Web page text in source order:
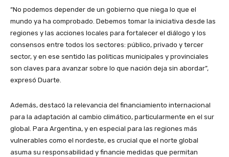
“No podemos depender de un gobierno que niega lo que el
mundo ya ha comprobado. Debemos tomar la iniciativa desde las
regiones y las acciones locales para fortalecer el diálogo y los
consensos entre todos los sectores: público, privado y tercer
sector, y en ese sentido las politicas municipales y provinciales
son claves para avanzar sobre lo que nación deja sin abordar”,
expresó Duarte.
Además, destacó la relevancia del financiamiento internacional
para la adaptación al cambio climático, particularmente en el sur
global. Para Argentina, y en especial para las regiones más
vulnerables como el nordeste, es crucial que el norte global
asuma su responsabilidad y financie medidas que permitan